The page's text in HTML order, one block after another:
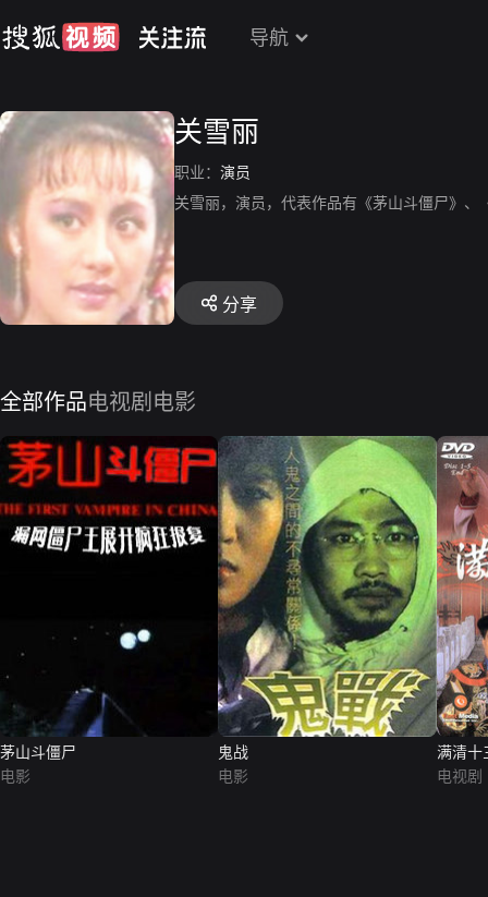
导航
关雪丽
职业： 演员
关雪丽，演员，代表作品有《茅山斗僵尸》、
分享
全部作品电视剧 电影
茅山斗僵尸
电影
鬼战
电影
满清十
电视剧